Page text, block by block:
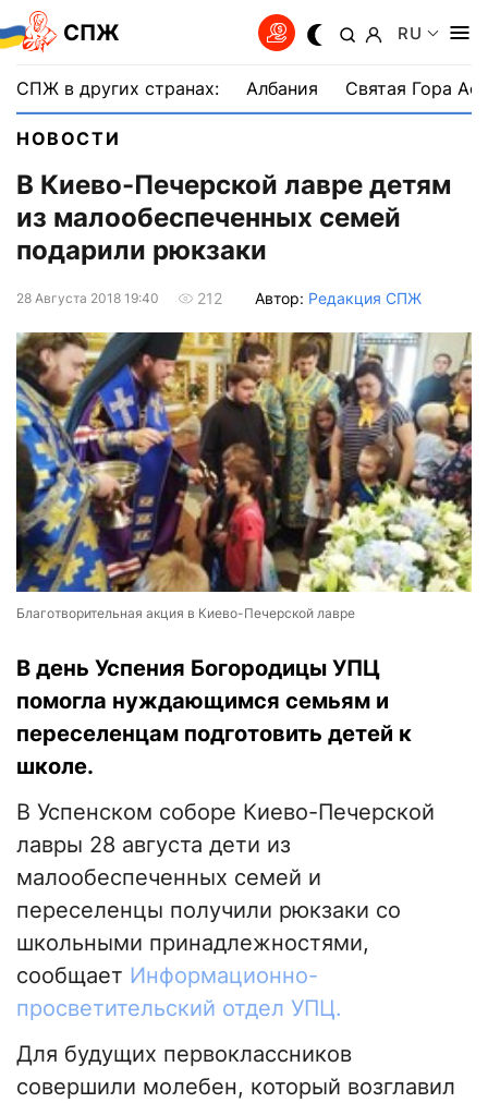
СПЖ RU
СПЖ в других странах: Албания Святая Гора
НОВОСТИ
В Киево-Печерской лавре детям
из малообеспеченных семей
подарили рюкзаки
28 Августа 2018 19:40 212 Автор: Редакция СПЖ
Благотворительная акция в Киево-Печерской лавре
В день Успения Богородицы УПЦ
помогла нуждающимся семьям и
переселенцам подготовить детей к
школе.
В Успенском соборе Киево-Печерской
лавры 28 августа дети из
малообеспеченных семей и
переселенцы получили рюкзаки со
школьными принадлежностями,
сообщает Информационно-
просветительский отдел УПЦ.
Для будущих первоклассников
совершили молебен, который возглавил